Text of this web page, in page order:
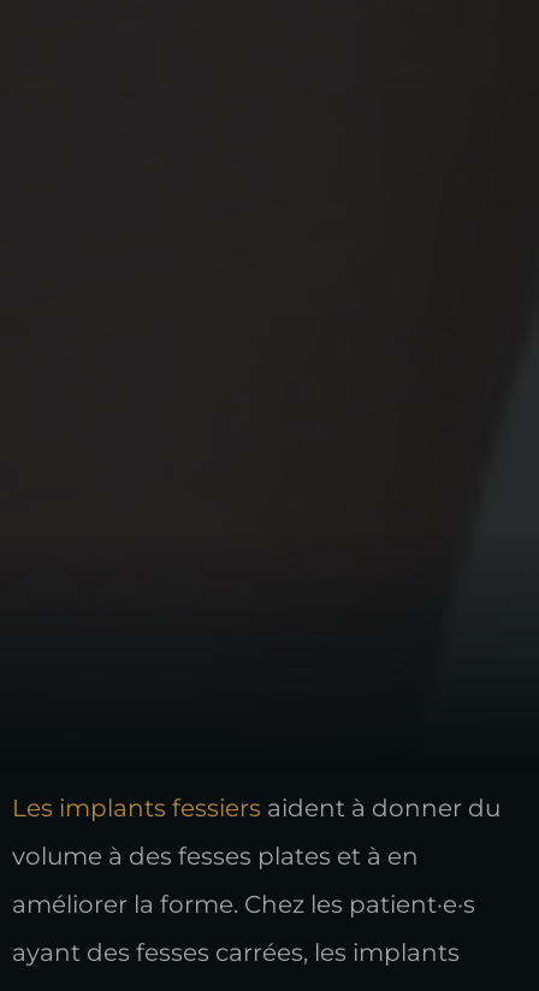
Les implants fessiers aident à donner du
volume à des fesses plates et à en
améliorer la forme. Chez les patient·e·s
ayant des fesses carrées, les implants